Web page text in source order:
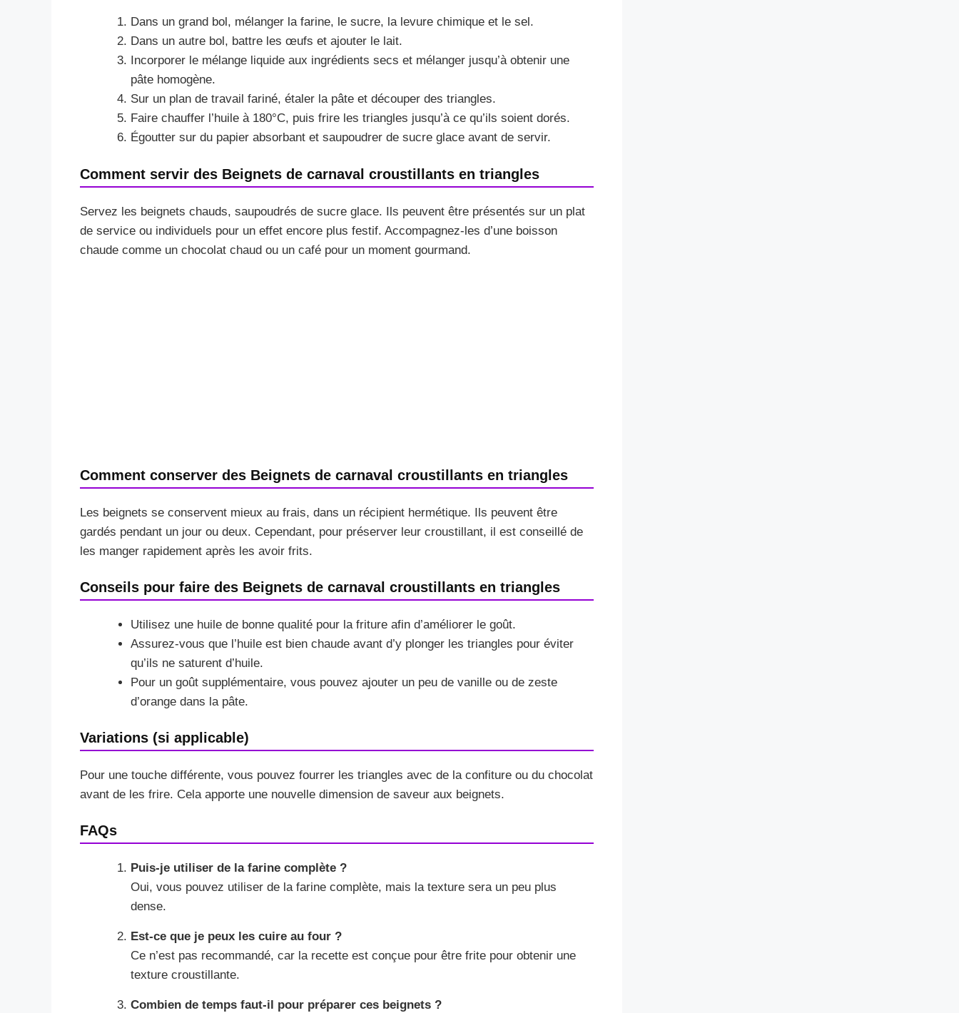
Dans un grand bol, mélanger la farine, le sucre, la levure chimique et le sel.
Dans un autre bol, battre les œufs et ajouter le lait.
Incorporer le mélange liquide aux ingrédients secs et mélanger jusqu’à obtenir une
pâte homogène.
Sur un plan de travail fariné, étaler la pâte et découper des triangles.
Faire chauffer l’huile à 180°C, puis frire les triangles jusqu’à ce qu’ils soient dorés.
Égoutter sur du papier absorbant et saupoudrer de sucre glace avant de servir.
Comment servir des Beignets de carnaval croustillants en triangles
Servez les beignets chauds, saupoudrés de sucre glace. Ils peuvent être présentés sur un plat
de service ou individuels pour un effet encore plus festif. Accompagnez-les d’une boisson
chaude comme un chocolat chaud ou un café pour un moment gourmand.
Comment conserver des Beignets de carnaval croustillants en triangles
Les beignets se conservent mieux au frais, dans un récipient hermétique. Ils peuvent être
gardés pendant un jour ou deux. Cependant, pour préserver leur croustillant, il est conseillé de
les manger rapidement après les avoir frits.
Conseils pour faire des Beignets de carnaval croustillants en triangles
Utilisez une huile de bonne qualité pour la friture afin d’améliorer le goût.
Assurez-vous que l’huile est bien chaude avant d’y plonger les triangles pour éviter
qu’ils ne saturent d’huile.
Pour un goût supplémentaire, vous pouvez ajouter un peu de vanille ou de zeste
d’orange dans la pâte.
Variations (si applicable)
Pour une touche différente, vous pouvez fourrer les triangles avec de la confiture ou du chocolat
avant de les frire. Cela apporte une nouvelle dimension de saveur aux beignets.
FAQs
Puis-je utiliser de la farine complète ?
Oui, vous pouvez utiliser de la farine complète, mais la texture sera un peu plus
dense.
Est-ce que je peux les cuire au four ?
Ce n’est pas recommandé, car la recette est conçue pour être frite pour obtenir une
texture croustillante.
Combien de temps faut-il pour préparer ces beignets ?